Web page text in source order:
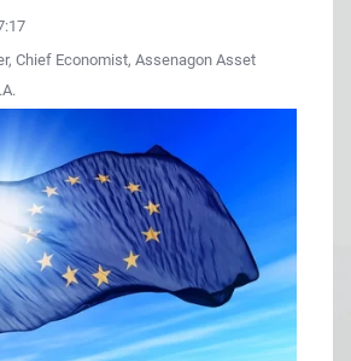
Chief Economist, Assenagon Asset